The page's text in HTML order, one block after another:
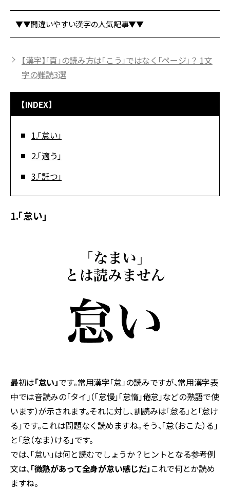
▼▼間違いやすい漢字の人気記事▼▼
【漢字】「頁」の読み方は「こう」ではなく「ページ」？ 1文
字の難読3選
【INDEX】
1.「怠い」
2.「適う」
3.「託つ」
1.「怠い」
最初は「怠い」です。常用漢字「怠」の読みですが、常用漢字表
中では音読みの「タイ」（「怠慢」「怠惰」倦怠」などの熟語で使
います）が示されます。それに対し、訓読みは「怠る」と「怠け
る」です。これは問題なく読めますね。そう、「怠（おこた）る」
と「怠（なま）ける」です。
では、「怠い」は何と読むでしょうか？ヒントとなる参考例
文は、「微熱があって全身が怠い感じだ」これで何とか読め
ますね。